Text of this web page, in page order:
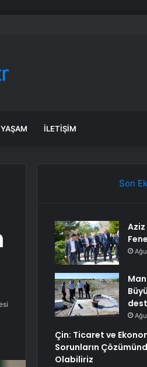
YAŞAM İLETIŞIM
Son
Aziz
Çin: Ticaret ve
Sorunların
Olabiliriz